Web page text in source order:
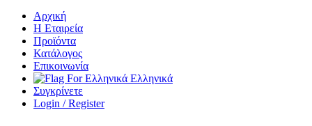
Αρχική
Η Εταιρεία
Προϊόντα
Κατάλογος
Επικοινωνία
Ελληνικά
Συγκρίνετε
Login / Register